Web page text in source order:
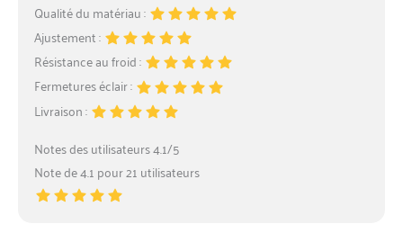
Qualité du matériau :
Ajustement :
Résistance au froid :
Fermetures éclair :
Livraison :
Notes des utilisateurs 4.1/5
Note de 4.1 pour 21 utilisateurs